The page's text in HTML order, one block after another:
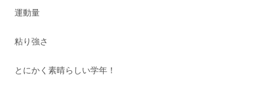
運動量
粘り強さ
とにかく素晴らしい学年！